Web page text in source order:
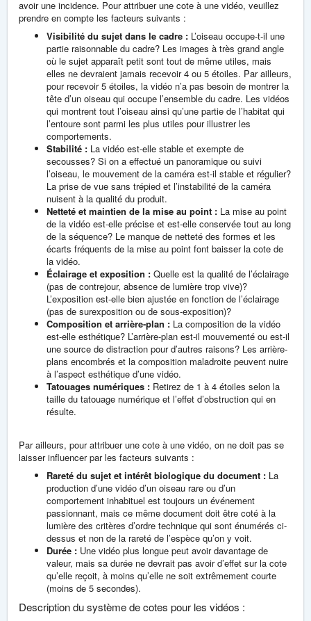
avoir une incidence. Pour attribuer une cote à une vidéo, veuillez
prendre en compte les facteurs suivants :
Visibilité du sujet dans le cadre : L’oiseau occupe-t-il une
partie raisonnable du cadre? Les images à très grand angle
où le sujet apparaît petit sont tout de même utiles, mais
elles ne devraient jamais recevoir 4 ou 5 étoiles. Par ailleurs,
pour recevoir 5 étoiles, la vidéo n’a pas besoin de montrer la
tête d’un oiseau qui occupe l’ensemble du cadre. Les vidéos
qui montrent tout l’oiseau ainsi qu’une partie de l’habitat qui
l’entoure sont parmi les plus utiles pour illustrer les
comportements.
Stabilité : La vidéo est-elle stable et exempte de
secousses? Si on a effectué un panoramique ou suivi
l’oiseau, le mouvement de la caméra est-il stable et régulier?
La prise de vue sans trépied et l’instabilité de la caméra
nuisent à la qualité du produit.
Netteté et maintien de la mise au point : La mise au point
de la vidéo est-elle précise et est-elle conservée tout au long
de la séquence? Le manque de netteté des formes et les
écarts fréquents de la mise au point font baisser la cote de
la vidéo.
Éclairage et exposition : Quelle est la qualité de l’éclairage
(pas de contrejour, absence de lumière trop vive)?
L’exposition est-elle bien ajustée en fonction de l’éclairage
(pas de surexposition ou de sous-exposition)?
Composition et arrière-plan : La composition de la vidéo
est-elle esthétique? L’arrière-plan est-il mouvementé ou est-il
une source de distraction pour d’autres raisons? Les arrière-
plans encombrés et la composition maladroite peuvent nuire
à l’aspect esthétique d’une vidéo.
Tatouages numériques : Retirez de 1 à 4 étoiles selon la
taille du tatouage numérique et l’effet d’obstruction qui en
résulte.
Par ailleurs, pour attribuer une cote à une vidéo, on ne doit pas se
laisser influencer par les facteurs suivants :
Rareté du sujet et intérêt biologique du document : La
production d’une vidéo d’un oiseau rare ou d’un
comportement inhabituel est toujours un événement
passionnant, mais ce même document doit être coté à la
lumière des critères d’ordre technique qui sont énumérés ci-
dessus et non de la rareté de l’espèce qu’on y voit.
Durée : Une vidéo plus longue peut avoir davantage de
valeur, mais sa durée ne devrait pas avoir d’effet sur la cote
qu’elle reçoit, à moins qu’elle ne soit extrêmement courte
(moins de 5 secondes).
Description du système de cotes pour les vidéos :